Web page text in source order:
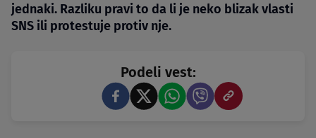
jednaki. Razliku pravi to da li je neko blizak vlasti
SNS ili protestuje protiv nje.
Podeli vest: